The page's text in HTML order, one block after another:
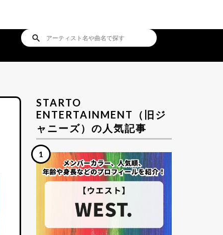
search
STARTO
ENTERTAINMENT（旧ジ
ャニーズ）の人気記事